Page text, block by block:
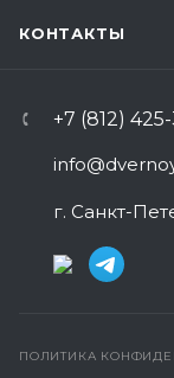
КОНТАКТЫ
+7 (812)
г. Санкт-
ПОЛИТИКА